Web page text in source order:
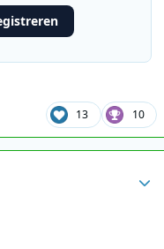
13 10